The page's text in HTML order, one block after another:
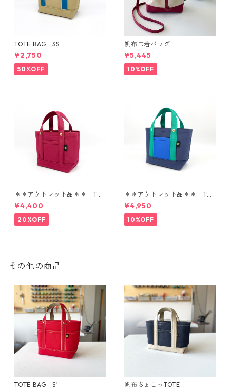
TOTE BAG SS
¥2,750
50%OFF
帆布巾着バッグ
¥5,445
10%OFF
＊＊アウトレット品＊＊ TOT
E BAG SS
¥4,400
20%OFF
＊＊アウトレット品＊＊ TOT
E BAG SS
¥4,950
10%OFF
その他の商品
TOTE BAG S⁺ 帆布ちょこっTOTE